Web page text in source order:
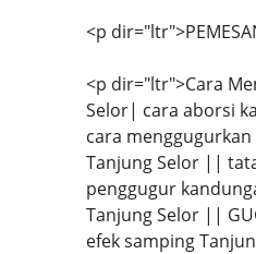
<p
<p dir="ltr">Cara
Selor| cara aborsi
cara
Tanjung Selor ||
penggugur
Tanjung Selor ||
efek samping